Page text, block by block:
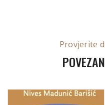
Provjerite